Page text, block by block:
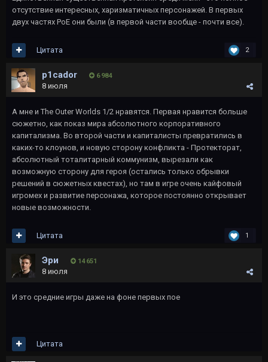
отсутствие интересных, харизматичных персонажей. В первых
двух частях PoE они были (в первой части вообще - почти все).
2
Цитата
p1cador 6 984
8 июля
А мне и The Outer Worlds 1/2 нравятся. Первая нравится больше
сюжетно, как показ мира абсолютного корпоративного
капитализма. Во второй части и капиталисты превратились в
каких-то клоунов, и новую сторону конфликта - Протекторат,
абсолютный тоталитарный коммунизм, вырезали как
возможную сторону для героя (остались только обрывки
решений в сюжетных квестах), но там в игре очень кайфовый
игромех и развитие персонажа, которое постоянно открывает
новые возможности.
1
Цитата
Эри 14 651
8 июля
И это средние игры даже на фоне первых пое
Цитата